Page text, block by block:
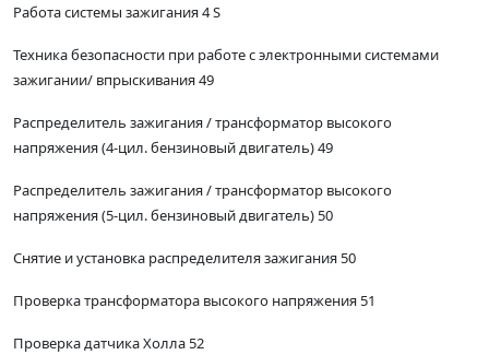
Работа системы зажигания 4 S
Техника безопасности при работе с электронными системами
зажигании/ впрыскивания 49
Распределитель зажигания / трансформатор высокого
напряжения (4-цил. бензиновый двигатель) 49
Распределитель зажигания / трансформатор высокого
напряжения (5-цил. бензиновый двигатель) 50
Снятие и установка распределителя зажигания 50
Проверка трансформатора высокого напряжения 51
Проверка датчика Холла 52